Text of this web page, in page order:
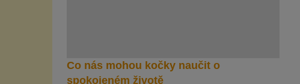
Co nás mohou kočky naučit o
spokojeném životě